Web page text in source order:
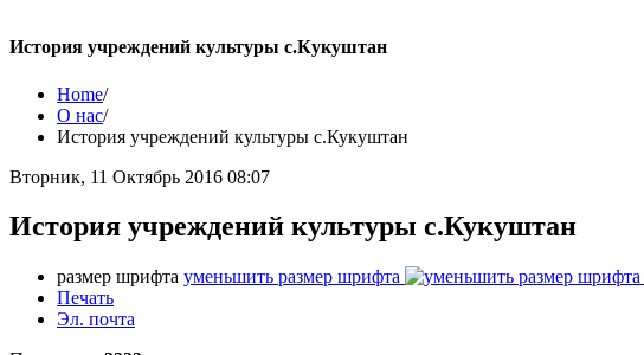
История учреждений культуры с.Кукуштан
Home/
О нас/
История учреждений культуры с.Кукуштан
Вторник, 11 Октябрь 2016 08:07
История учреждений культуры с.Кукуштан
размер шрифта уменьшить размер шрифта
Печать
Эл. почта